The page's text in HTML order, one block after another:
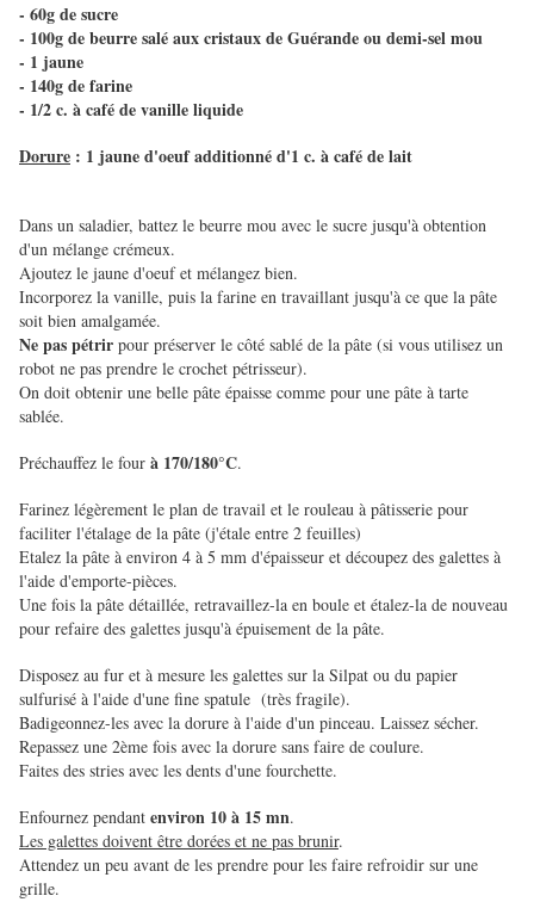
- 60g de sucre
- 100g de beurre salé aux cristaux de Guérande ou demi-sel mou
- 1 jaune
- 140g de farine
- 1/2 c. à café de vanille liquide
Dorure : 1 jaune d'oeuf additionné d'1 c. à café de lait
Dans un saladier, battez le beurre mou avec le sucre jusqu'à obtention
d'un mélange crémeux.
Ajoutez le jaune d'oeuf et mélangez bien.
Incorporez la vanille, puis la farine en travaillant jusqu'à ce que la pâte
soit bien amalgamée.
Ne pas pétrir pour préserver le côté sablé de la pâte (si vous utilisez un
robot ne pas prendre le crochet pétrisseur).
On doit obtenir une belle pâte épaisse comme pour une pâte à tarte
sablée.
Préchauffez le four à 170/180°C.
Farinez légèrement le plan de travail et le rouleau à pâtisserie pour
faciliter l'étalage de la pâte (j'étale entre 2 feuilles)
Etalez la pâte à environ 4 à 5 mm d'épaisseur et découpez des galettes à
l'aide d'emporte-pièces.
Une fois la pâte détaillée, retravaillez-la en boule et étalez-la de nouveau
pour refaire des galettes jusqu'à épuisement de la pâte.
Disposez au fur et à mesure les galettes sur la Silpat ou du papier
sulfurisé à l'aide d'une fine spatule (très fragile).
Badigeonnez-les avec la dorure à l'aide d'un pinceau. Laissez sécher.
Repassez une 2ème fois avec la dorure sans faire de coulure.
Faites des stries avec les dents d'une fourchette.
Enfournez pendant environ 10 à 15 mn.
Les galettes doivent être dorées et ne pas brunir.
Attendez un peu avant de les prendre pour les faire refroidir sur une
grille.